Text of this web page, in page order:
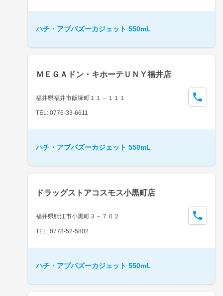
ハチ・アブバズーカジェット 550mL
ＭＥＧＡドン・キホーテＵＮＹ福井店
福井県福井市飯塚町１１－１１１
TEL: 0776-33-6611
ハチ・アブバズーカジェット 550mL
ドラッグストアコスモス小黒町店
福井県鯖江市小黒町３－７０２
TEL: 0778-52-5802
ハチ・アブバズーカジェット 550mL